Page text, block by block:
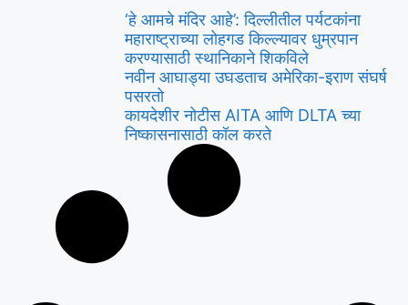
‘हे आमचे मंदिर आहे’: दिल्लीतील पर्यटकांना
महाराष्ट्राच्या लोहगड किल्ल्यावर धुम्रपान
करण्यासाठी स्थानिकाने शिकविले
नवीन आघाड्या उघडताच अमेरिका-इराण संघर्ष
पसरतो
कायदेशीर नोटीस AITA आणि DLTA च्या
निष्कासनासाठी कॉल करते